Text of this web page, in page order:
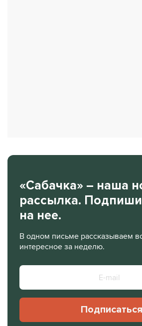
«Сабачка» – наша
рассылка.
на нее.
В одном письме рассказываем
интересное за неделю.
Подписаться